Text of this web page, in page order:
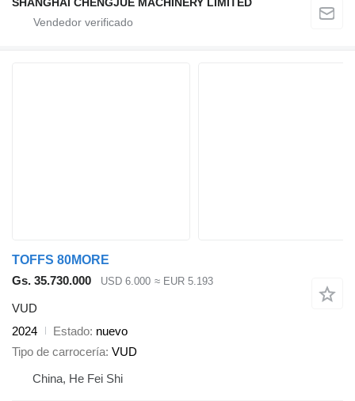
TOFFS 80MORE
Gs. 35.730.000
USD 6.000 ≈ EUR 5.193
VUD
2024
Estado nuevo
Tipo de carrocería VUD
China, He Fei Shi